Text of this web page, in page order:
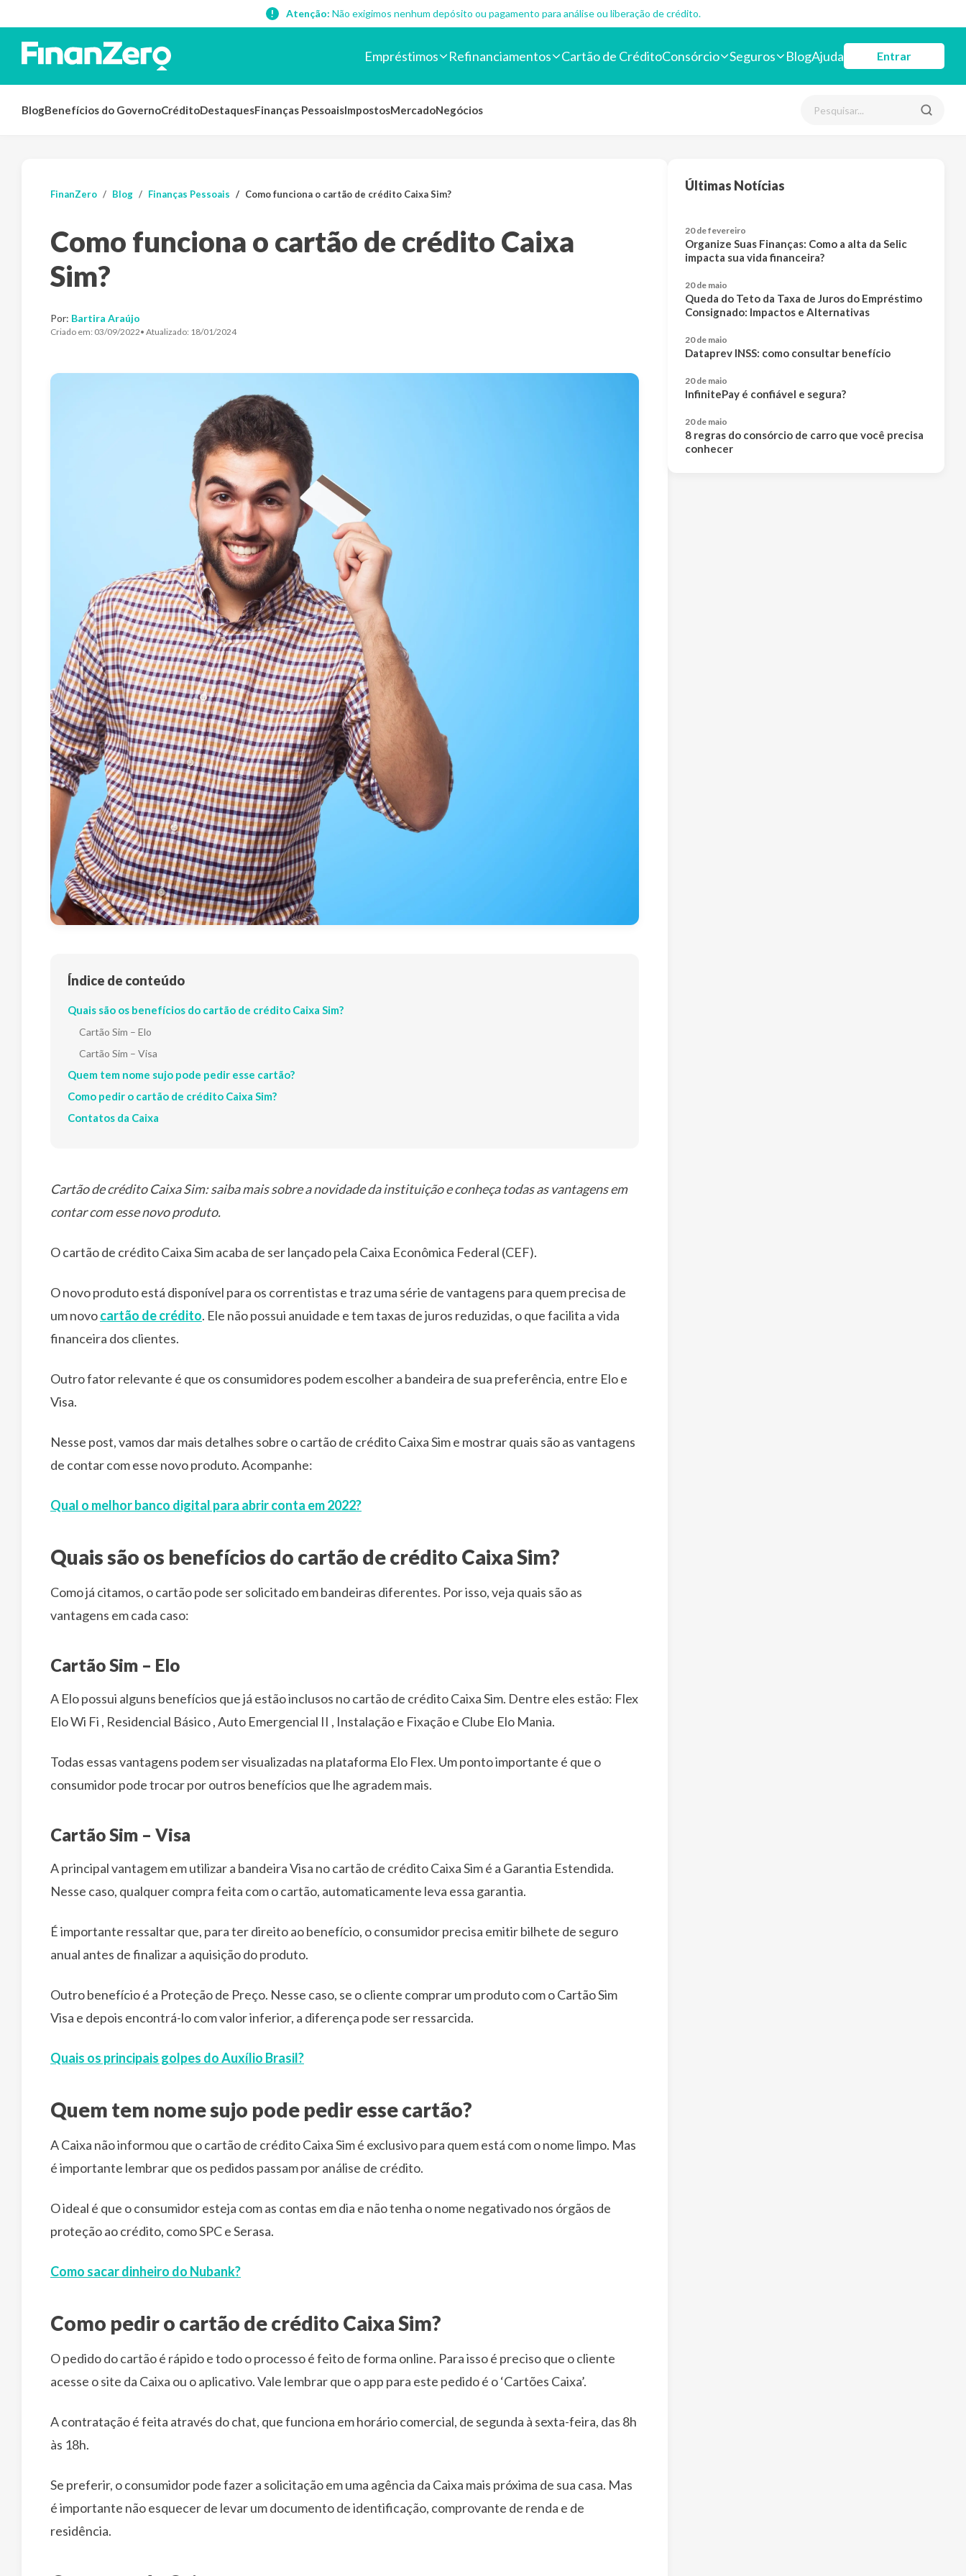
Atenção: Não exigimos nenhum depósito ou pagamento para análise ou liberação de crédito.
Empréstimos Refinanciamentos Cartão de CréditoConsórcio Seguros BlogAjuda Entrar
BlogBenefícios do GovernoCréditoDestaquesFinanças PessoaisImpostosMercadoNegócios
FinanZero Blog Finanças Pessoais Como funciona o cartão de crédito Caixa Sim?
Como funciona o cartão de crédito Caixa
Sim?
Por: Bartira Araújo
Criado em: 03/09/2022• Atualizado: 18/01/2024
Índice de conteúdo
Quais são os benefícios do cartão de crédito Caixa Sim?
Cartão Sim – Elo
Cartão Sim – Visa
Quem tem nome sujo pode pedir esse cartão?
Como pedir o cartão de crédito Caixa Sim?
Contatos da Caixa
Cartão de crédito Caixa Sim: saiba mais sobre a novidade da instituição e conheça todas as vantagens em
contar com esse novo produto.
O cartão de crédito Caixa Sim acaba de ser lançado pela Caixa Econômica Federal (CEF).
O novo produto está disponível para os correntistas e traz uma série de vantagens para quem precisa de
um novocartão de crédito. Ele não possui anuidade e tem taxas de juros reduzidas, o que facilita a vida
financeira dos clientes.
Outro fator relevante é que os consumidores podem escolher a bandeira de sua preferência, entre Elo e
Visa.
Nesse post, vamos dar mais detalhes sobre o cartão de crédito Caixa Sim e mostrar quais são as vantagens
de contar com esse novo produto. Acompanhe:
Qual o melhor banco digital para abrir conta em 2022?
Quais são os benefícios do cartão de crédito Caixa Sim?
Como já citamos, o cartão pode ser solicitado em bandeiras diferentes. Por isso, veja quais são as
vantagens em cada caso:
Cartão Sim – Elo
A Elo possui alguns benefícios que já estão inclusos no cartão de crédito Caixa Sim. Dentre eles estão: Flex
Elo Wi Fi , Residencial Básico , Auto Emergencial II , Instalação e Fixação e Clube Elo Mania.
Todas essas vantagens podem ser visualizadas na plataforma Elo Flex. Um ponto importante é que o
consumidor pode trocar por outros benefícios que lhe agradem mais.
Cartão Sim – Visa
A principal vantagem em utilizar a bandeira Visa no cartão de crédito Caixa Sim é a Garantia Estendida.
Nesse caso, qualquer compra feita com o cartão, automaticamente leva essa garantia.
É importante ressaltar que, para ter direito ao benefício, o consumidor precisa emitir bilhete de seguro
anual antes de finalizar a aquisição do produto.
Outro benefício é a Proteção de Preço. Nesse caso, se o cliente comprar um produto com o Cartão Sim
Visa e depois encontrá-lo com valor inferior, a diferença pode ser ressarcida.
Quais os principais golpes do Auxílio Brasil?
Quem tem nome sujo pode pedir esse cartão?
A Caixa não informou que o cartão de crédito Caixa Sim é exclusivo para quem está com o nome limpo. Mas
é importante lembrar que os pedidos passam por análise de crédito.
O ideal é que o consumidor esteja com as contas em dia e não tenha o nome negativado nos órgãos de
proteção ao crédito, como SPC e Serasa.
Como sacar dinheiro do Nubank?
Como pedir o cartão de crédito Caixa Sim?
O pedido do cartão é rápido e todo o processo é feito de forma online. Para isso é preciso que o cliente
acesse o site da Caixa ou o aplicativo. Vale lembrar que o app para este pedido é o ‘Cartões Caixa’.
A contratação é feita através do chat, que funciona em horário comercial, de segunda à sexta-feira, das 8h
às 18h.
Se preferir, o consumidor pode fazer a solicitação em uma agência da Caixa mais próxima de sua casa. Mas
é importante não esquecer de levar um documento de identificação, comprovante de renda e de
residência.
Últimas Notícias
20 de fevereiro
Organize Suas Finanças: Como a alta da Selic
impacta sua vida financeira?
20 de maio
Queda do Teto da Taxa de Juros do Empréstimo
Consignado: Impactos e Alternativas
20 de maio
Dataprev INSS: como consultar benefício
20 de maio
InfinitePay é confiável e segura?
20 de maio
8 regras do consórcio de carro que você precisa
conhecer